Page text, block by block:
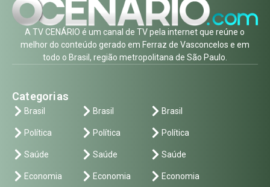
A TV CENÁRIO é um canal de TV pela internet que reúne o
melhor do conteúdo gerado em Ferraz de Vasconcelos e em
todo o Brasil, região metropolitana de São Paulo.
Categorias
Brasil
Política
Saúde
Economia
Brasil
Política
Saúde
Economia
Brasil
Política
Saúde
Economia